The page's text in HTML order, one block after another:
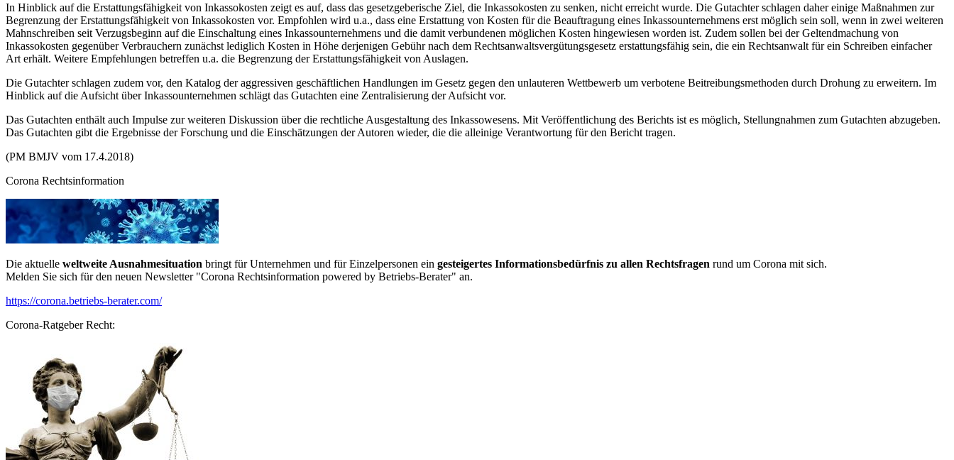
In Hinblick auf die Erstattungsfähigkeit von Inkassokosten zeigt es auf, dass das gesetzgeberische Ziel, die Inkassokosten zu senken, nicht erreicht wurde. Die Gutachter schlagen daher einige Maßnahmen zur
Begrenzung der Erstattungsfähigkeit von Inkassokosten vor. Empfohlen wird u.a., dass eine Erstattung von Kosten für die Beauftragung eines Inkassounternehmens erst möglich sein soll, wenn in zwei weiteren
Mahnschreiben seit Verzugsbeginn auf die Einschaltung eines Inkassounternehmens und die damit verbundenen möglichen Kosten hingewiesen worden ist. Zudem sollen bei der Geltendmachung von
Inkassokosten gegenüber Verbrauchern zunächst lediglich Kosten in Höhe derjenigen Gebühr nach dem Rechtsanwaltsvergütungsgesetz erstattungsfähig sein, die ein Rechtsanwalt für ein Schreiben einfacher
Art erhält. Weitere Empfehlungen betreffen u.a. die Begrenzung der Erstattungsfähigkeit von Auslagen.
Die Gutachter schlagen zudem vor, den Katalog der aggressiven geschäftlichen Handlungen im Gesetz gegen den unlauteren Wettbewerb um verbotene Beitreibungsmethoden durch Drohung zu erweitern. Im
Hinblick auf die Aufsicht über Inkassounternehmen schlägt das Gutachten eine Zentralisierung der Aufsicht vor.
Das Gutachten enthält auch Impulse zur weiteren Diskussion über die rechtliche Ausgestaltung des Inkassowesens. Mit Veröffentlichung des Berichts ist es möglich, Stellungnahmen zum Gutachten abzugeben.
Das Gutachten gibt die Ergebnisse der Forschung und die Einschätzungen der Autoren wieder, die die alleinige Verantwortung für den Bericht tragen.
(PM BMJV vom 17.4.2018)
Corona Rechtsinformation
Die aktuelle weltweite Ausnahmesituation bringt für Unternehmen und für Einzelpersonen ein gesteigertes Informationsbedürfnis zu allen Rechtsfragen rund um Corona mit sich.
Melden Sie sich für den neuen Newsletter "Corona Rechtsinformation powered by Betriebs-Berater" an.
https://corona.betriebs-berater.com/
Corona-Ratgeber Recht: